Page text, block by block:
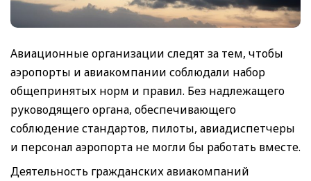
Авиационные организации следят за тем, чтобы
аэропорты и авиакомпании соблюдали набор
общепринятых норм и правил. Без надлежащего
руководящего органа, обеспечивающего
соблюдение стандартов, пилоты, авиадиспетчеры
и персонал аэропорта не могли бы работать вместе.
Деятельность гражданских авиакомпаний